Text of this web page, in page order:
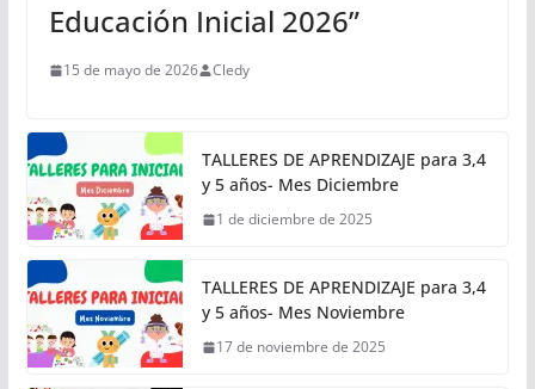
Educación Inicial 2026”
15 de mayo de 2026 Cledy
TALLERES DE APRENDIZAJE para 3,4
y 5 años- Mes Diciembre
1 de diciembre de 2025
TALLERES DE APRENDIZAJE para 3,4
y 5 años- Mes Noviembre
17 de noviembre de 2025